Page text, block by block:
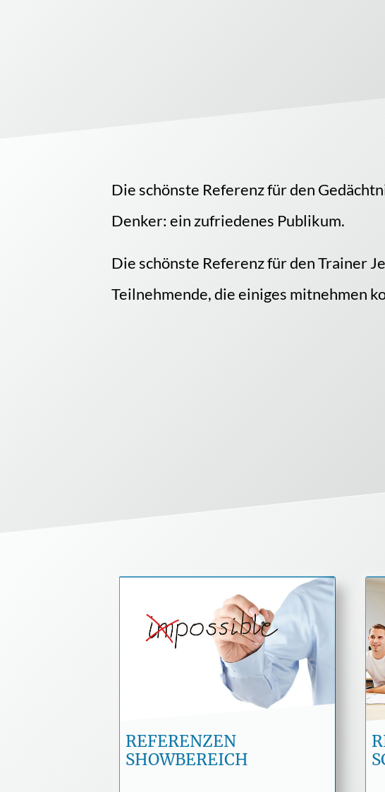
Die schönste Referenz für den
Denker: ein zufriedenes Publikum.
Die schönste Referenz für den Trainer
Teilnehmende, die einiges mitnehmen
REFERENZEN
SHOWBEREICH
Ob „Wetten, dass ...?“,
Weltrekorde oder die
Abend-Gala im Rahmen des
Weltwirtschaftsgipfels in
Davos - für den
Gedächtniskünstler Jens